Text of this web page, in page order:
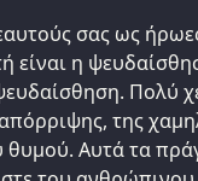
σας ως
είναι η
Πολύ
της
θυμού. Αυτά τα